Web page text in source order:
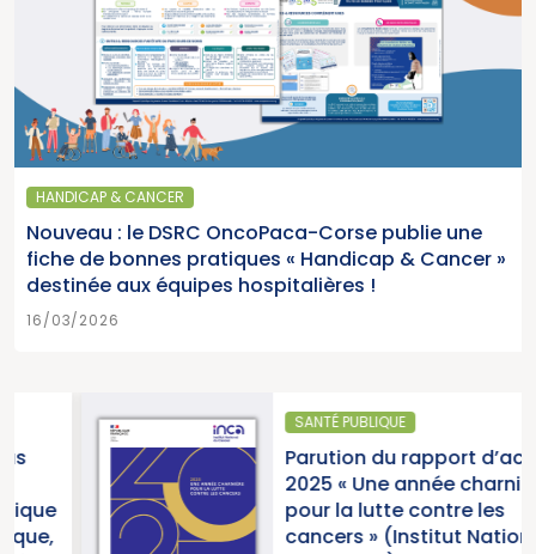
HANDICAP & CANCER
Nouveau : le DSRC OncoPaca-Corse publie une
fiche de bonnes pratiques « Handicap & Cancer »
destinée aux équipes hospitalières !
16/03/2026
SANTÉ PUBLIQUE
Parution du rapport d’activité
2025 « Une année charnière
pour la lutte contre les
cancers » (Institut National